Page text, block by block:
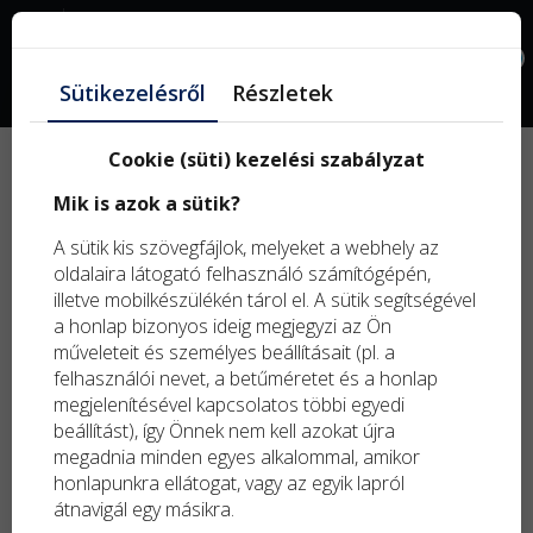
Facebook
Sütikezelésről Részletek
Cookie (süti) kezelési szabályzat
Mik is azok a sütik?
A sütik kis szövegfájlok, melyeket a webhely az
oldalaira látogató felhasználó számítógépén,
illetve mobilkészülékén tárol el. A sütik segítségével
a honlap bizonyos ideig megjegyzi az Ön
műveleteit és személyes beállításait (pl. a
felhasználói nevet, a betűméretet és a honlap
megjelenítésével kapcsolatos többi egyedi
beállítást), így Önnek nem kell azokat újra
megadnia minden egyes alkalommal, amikor
honlapunkra ellátogat, vagy az egyik lapról
átnavigál egy másikra.